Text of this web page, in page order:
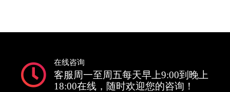
在线咨询
客服周一至周五每天早上9:00到晚上
18:00在线，随时欢迎您的咨询！